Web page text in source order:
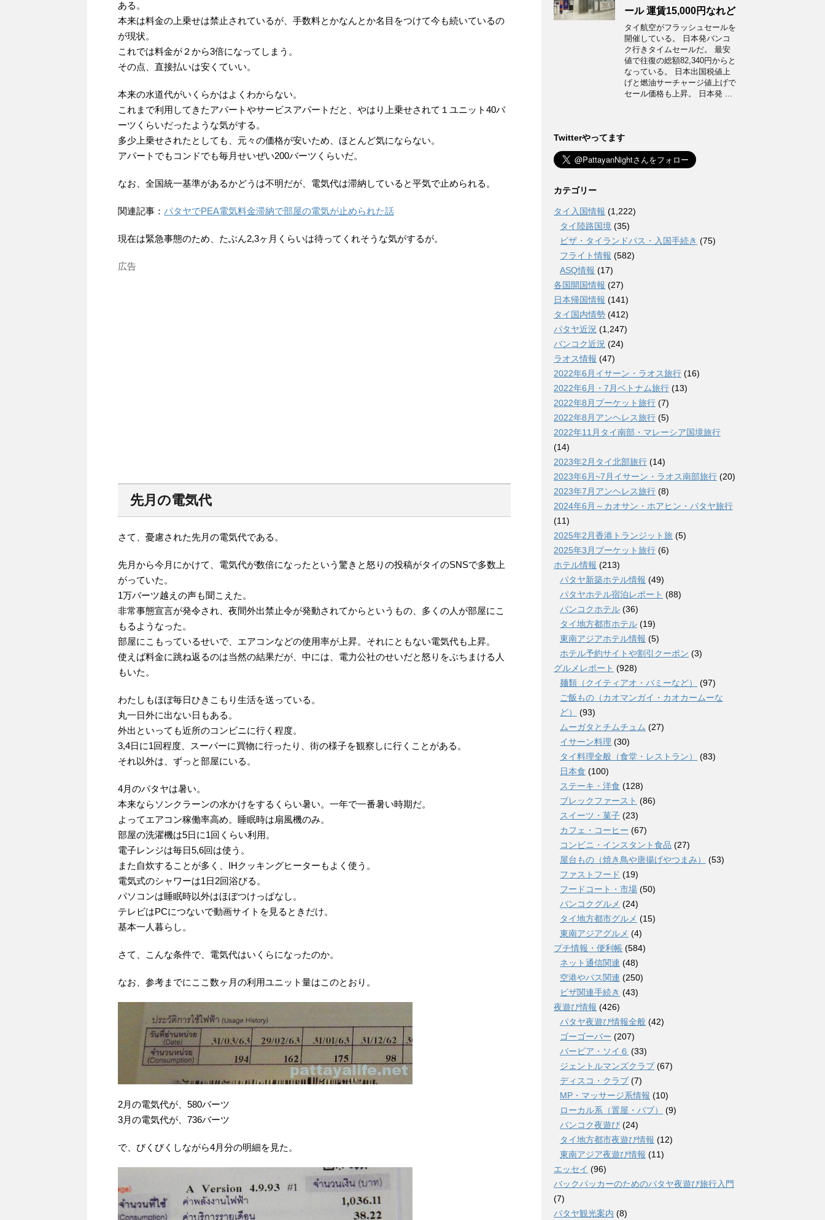
ある。
本来は料金の上乗せは禁止されているが、手数料とかなんとか名目をつけて今も続いているの
が現状。
これでは料金が２から3倍になってしまう。
その点、直接払いは安くていい。
本来の水道代がいくらかはよくわからない。
これまで利用してきたアパートやサービスアパートだと、やはり上乗せされて１ユニット40バ
ーツくらいだったような気がする。
多少上乗せされたとしても、元々の価格が安いため、ほとんど気にならない。
アパートでもコンドでも毎月せいぜい200バーツくらいだ。
なお、全国統一基準があるかどうは不明だが、電気代は滞納していると平気で止められる。
関連記事： パタヤでPEA電気料金滞納で部屋の電気が止められた話
現在は緊急事態のため、たぶん2,3ヶ月くらいは待ってくれそうな気がするが。
広告
先月の電気代
さて、憂慮された先月の電気代である。
先月から今月にかけて、電気代が数倍になったという驚きと怒りの投稿がタイのSNSで多数上
がっていた。
1万バーツ越えの声も聞こえた。
非常事態宣言が発令され、夜間外出禁止令が発動されてからというもの、多くの人が部屋にこ
もるようなった。
部屋にこもっているせいで、エアコンなどの使用率が上昇。それにともない電気代も上昇。
使えば料金に跳ね返るのは当然の結果だが、中には、電力公社のせいだと怒りをぶちまける人
もいた。
わたしもほぼ毎日ひきこもり生活を送っている。
丸一日外に出ない日もある。
外出といっても近所のコンビニに行く程度。
3,4日に1回程度、スーパーに買物に行ったり、街の様子を観察しに行くことがある。
それ以外は、ずっと部屋にいる。
4月のパタヤは暑い。
本来ならソンクラーンの水かけをするくらい暑い。一年で一番暑い時期だ。
よってエアコン稼働率高め。睡眠時は扇風機のみ。
部屋の洗濯機は5日に1回くらい利用。
電子レンジは毎日5,6回は使う。
また自炊することが多く、IHクッキングヒーターもよく使う。
電気式のシャワーは1日2回浴びる。
パソコンは睡眠時以外はほぼつけっぱなし。
テレビはPCにつないで動画サイトを見るときだけ。
基本一人暮らし。
さて、こんな条件で、電気代はいくらになったのか。
なお、参考までにここ数ヶ月の利用ユニット量はこのとおり。
2月の電気代が、580バーツ
3月の電気代が、736バーツ
で、びくびくしながら4月分の明細を見た。
ール 運賃15,000円なれど
タイ航空がフラッシュセールを
開催している。 日本発バンコ
ク行きタイムセールだ。 最安
値で往復の総額82,340円からと
なっている。 日本出国税値上
げと燃油サーチャージ値上げで
セール価格も上昇。 日本発 ...
Twitterやってます
カテゴリー
タイ入国情報 (1,222)
タイ陸路国境 (35)
ビザ・タイランドパス・入国手続き (75)
フライト情報 (582)
ASQ情報 (17)
各国開国情報 (27)
日本帰国情報 (141)
タイ国内情勢 (412)
パタヤ近況 (1,247)
バンコク近況 (24)
ラオス情報 (47)
2022年6月イサーン・ラオス旅行 (16)
2022年6月・7月ベトナム旅行 (13)
2022年8月プーケット旅行 (7)
2022年8月アンヘレス旅行 (5)
2022年11月タイ南部・マレーシア国境旅行
(14)
2023年2月タイ北部旅行 (14)
2023年6月~7月イサーン・ラオス南部旅行 (20)
2023年7月アンヘレス旅行 (8)
2024年6月～カオサン・ホアヒン・パタヤ旅行
(11)
2025年2月香港トランジット旅 (5)
2025年3月プーケット旅行 (6)
ホテル情報 (213)
パタヤ新築ホテル情報 (49)
パタヤホテル宿泊レポート (88)
バンコクホテル (36)
タイ地方都市ホテル (19)
東南アジアホテル情報 (5)
ホテル予約サイトや割引クーポン (3)
グルメレポート (928)
麺類（クイティアオ・バミーなど）
(97)
ご飯もの（カオマンガイ・カオカームーな
ど）
(93)
ムーガタとチムチュム (27)
イサーン料理 (30)
タイ料理全般（食堂・レストラン）
(83)
日本食 (100)
ステーキ・洋食 (128)
ブレックファースト (86)
スイーツ・菓子 (23)
カフェ・コーヒー (67)
コンビニ・インスタント食品 (27)
屋台もの（焼き鳥や唐揚げやつまみ）
(53)
ファストフード (19)
フードコート・市場 (50)
バンコクグルメ (24)
タイ地方都市グルメ (15)
東南アジアグルメ (4)
プチ情報・便利帳 (584)
ネット通信関連 (48)
空港やバス関連 (250)
ビザ関連手続き (43)
夜遊び情報 (426)
パタヤ夜遊び情報全般 (42)
ゴーゴーバー (207)
バービア・ソイ６ (33)
ジェントルマンズクラブ (67)
ディスコ・クラブ (7)
MP・マッサージ系情報 (10)
ローカル系（置屋・パブ）
(9)
バンコク夜遊び (24)
タイ地方都市夜遊び情報 (12)
東南アジア夜遊び情報 (11)
エッセイ (96)
バックパッカーのためのパタヤ夜遊び旅行入門
(7)
パタヤ観光案内 (8)